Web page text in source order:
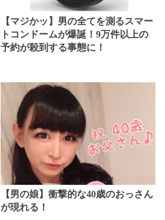
【マジかッ】男の全てを測るスマー
トコンドームが爆誕！9万件以上の
予約が殺到する事態に！
【男の娘】衝撃的な40歳のおっさん
が現れる！